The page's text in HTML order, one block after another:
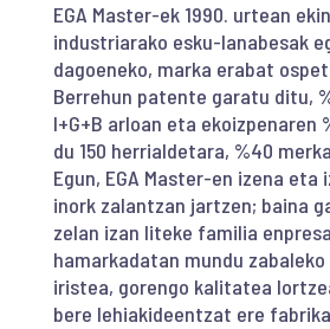
EGA Master-ek 1990. urtean
industriarako esku-lanabesak
dagoeneko, marka erabat
Berrehun patente garatu ditu,
I+G+B arloan eta ekoizpenaren
du 150 herrialdetara, %40
Egun, EGA Master-en izena eta
inork zalantzan jartzen; baina
zelan izan liteke familia
hamarkadatan mundu
iristea, gorengo kalitatea
bere lehiakideentzat ere